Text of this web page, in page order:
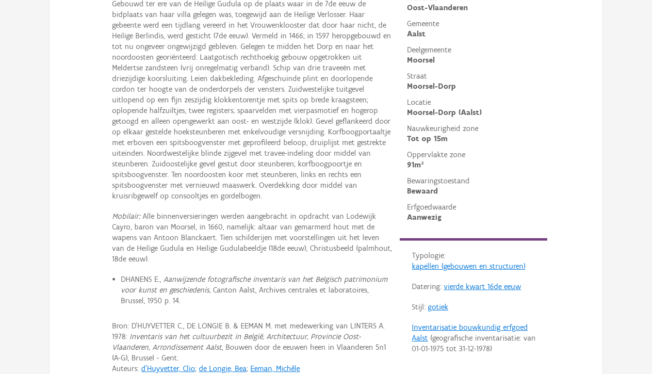
Oost-Vlaanderen
Gemeente
Aalst
Deelgemeente
Moorsel
Straat
Moorsel-Dorp
Locatie
Moorsel-Dorp (Aalst)
Nauwkeurigheid zone
Tot op 15m
Oppervlakte zone
91m²
Bewaringstoestand
Bewaard
Erfgoedwaarde
Aanwezig
Typologie:
kapellen (gebouwen en structuren)
Datering: vierde kwart 16de eeuw
Stijl: gotiek
Inventarisatie bouwkundig erfgoed
Aalst(geografische inventarisatie: van
01-01-1975 tot 31-12-1978)
Gebouwd ter ere van de Heilige Gudula op de plaats waar in de 7de eeuw de
bidplaats van haar villa gelegen was, toegewijd aan de Heilige Verlosser. Haar
gebeente werd een tijdlang vereerd in het Vrouwenklooster dat door haar nicht, de
Heilige Berlindis, werd gesticht (7de eeuw). Vermeld in 1466; in 1597 heropgebouwd en
tot nu ongeveer ongewijzigd gebleven. Gelegen te midden het Dorp en naar het
noordoosten georiënteerd. Laatgotisch rechthoekig gebouw opgetrokken uit
Meldertse zandsteen (vrij onregelmatig verband). Schip van drie traveeën met
driezijdige koorsluiting. Leien dakbekleding. Afgeschuinde plint en doorlopende
cordon ter hoogte van de onderdorpels der vensters. Zuidwestelijke tuitgevel
uitlopend op een fijn zeszijdig klokkentorentje met spits op brede kraagsteen;
oplopende halfzuiltjes, twee registers; spaarvelden met vierpasmotief en hogerop
getoogd en alleen opengewerkt aan oost- en westzijde (klok). Gevel geflankeerd door
op elkaar gestelde hoeksteunberen met enkelvoudige versnijding. Korfboogportaaltje
met erboven een spitsboogvenster met geprofileerd beloop, druiplijst met gestrekte
uiteinden. Noordwestelijke blinde zijgevel met travee-indeling door middel van
steunberen. Zuidoostelijke gevel gestut door steunberen; korfboogpoortje en
spitsboogvenster. Ten noordoosten koor met steunberen, links en rechts een
spitsboogvenster met vernieuwd maaswerk. Overdekking door middel van
kruisribgewelf op consooltjes en gordelbogen.
Mobilair:Alle binnenversieringen werden aangebracht in opdracht van Lodewijk
Cayro, baron van Moorsel, in 1660, namelijk: altaar van gemarmerd hout met de
wapens van Antoon Blanckaert. Tien schilderijen met voorstellingen uit het leven
van de Heilige Gudula en Heilige Gudulabeeldje (18de eeuw), Christusbeeld (palmhout,
18de eeuw).
DHANENS E., Aanwijzende fotografische inventaris van het Belgisch patrimonium
voor kunst en geschiedenis,Canton Aalst, Archives centrales et laboratoires,
Brussel, 1950 p. 14.
Bron: D'HUYVETTER C., DE LONGIE B. & EEMAN M. met medewerking van LINTERS A.
1978: Inventaris van het cultuurbezit in België, Architectuur, Provincie Oost-
Vlaanderen, Arrondissement Aalst, Bouwen door de eeuwen heen in Vlaanderen 5n1
(A-G), Brussel - Gent.
Auteurs:d'Huyvetter, Clio;de Longie, Bea; Eeman, Michèle